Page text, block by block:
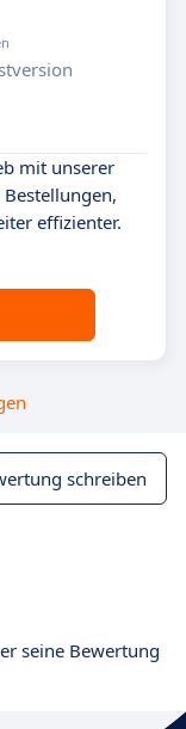
mit unserer
effizienter.
schreiben
seine Bewertung